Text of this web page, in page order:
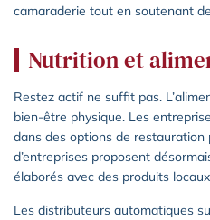
camaraderie tout en soutenant
Nutrition et
Restez actif ne suffit pas.
bien-être physique. Les
dans des options de restauration
d’entreprises proposent
élaborés avec des produits
Les distributeurs automatiques